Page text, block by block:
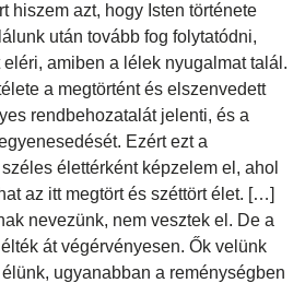
hiszem azt, hogy Isten története
után tovább fog folytatódni,
amiben a lélek nyugalmat talál.
a megtörtént és elszenvedett
rendbehozatalát jelenti, és a
Ezért ezt a
élettérként képzelem el, ahol
az itt megtört és széttört élet. […]
nevezünk, nem vesztek el. De a
át végérvényesen. Ők velünk
ugyanabban a reménységben